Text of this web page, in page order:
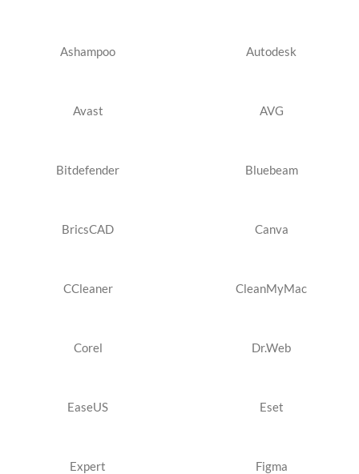
Ashampoo Autodesk
Avast AVG
Bitdefender Bluebeam
BricsCAD Canva
CCleaner CleanMyMac
Corel Dr.Web
EaseUS Eset
Expert Figma